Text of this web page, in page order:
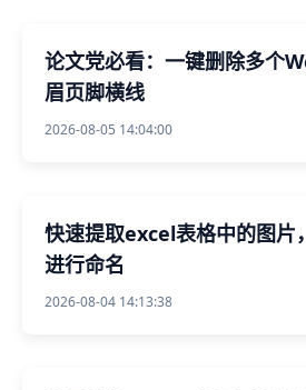
论文党必看：一键删除多个
眉页脚横线
2026-08-05 14:04:00
快速提取excel表格中的图片
进行命名
2026-08-04 14:13:38